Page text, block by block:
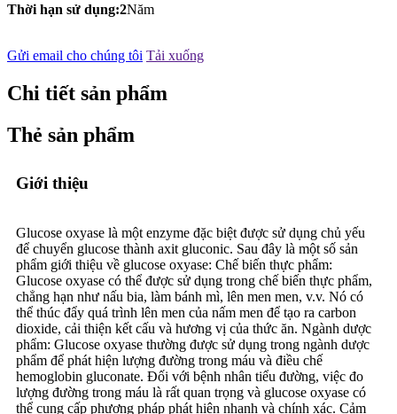
Thời hạn sử dụng:2Năm
Gửi email cho chúng tôi Tải xuống
Chi tiết sản phẩm
Thẻ sản phẩm
Giới thiệu
Glucose oxyase là một enzyme đặc biệt được sử dụng chủ yếu
để chuyển glucose thành axit gluconic. Sau đây là một số sản
phẩm giới thiệu về glucose oxyase: Chế biến thực phẩm:
Glucose oxyase có thể được sử dụng trong chế biến thực phẩm,
chẳng hạn như nấu bia, làm bánh mì, lên men men, v.v. Nó có
thể thúc đẩy quá trình lên men của nấm men để tạo ra carbon
dioxide, cải thiện kết cấu và hương vị của thức ăn. Ngành dược
phẩm: Glucose oxyase thường được sử dụng trong ngành dược
phẩm để phát hiện lượng đường trong máu và điều chế
hemoglobin gluconate. Đối với bệnh nhân tiểu đường, việc đo
lượng đường trong máu là rất quan trọng và glucose oxyase có
thể cung cấp phương pháp phát hiện nhanh và chính xác. Cảm